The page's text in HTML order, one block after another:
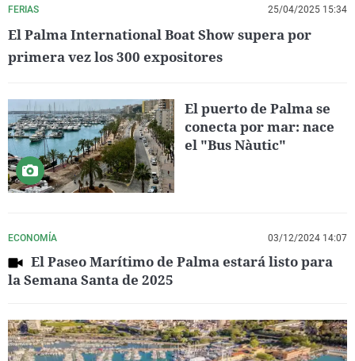
FERIAS 25/04/2025 15:34
El Palma International Boat Show supera por
primera vez los 300 expositores
El puerto de Palma se
conecta por mar: nace
el "Bus Nàutic"
ECONOMÍA 03/12/2024 14:07
El Paseo Marítimo de Palma estará listo para
la Semana Santa de 2025